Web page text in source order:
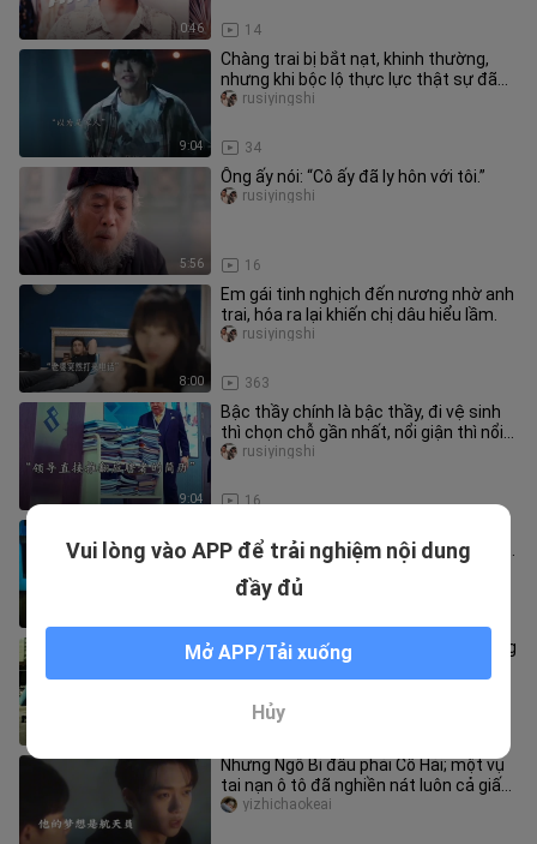
0:46 14
9:04
Chàng trai bị bắt nạt, khinh thường,
nhưng khi bộc lộ thực lực thật sự đã
khiến mọi người kinh ngạc
34
rusiyingshi
5:56
Ông ấy nói: “Cô ấy đã ly hôn với tôi.”
16
rusiyingshi
8:00
Em gái tinh nghịch đến nương nhờ anh
trai, hóa ra lại khiến chị dâu hiểu lầm.
363
rusiyingshi
9:04
Bậc thầy chính là bậc thầy, đi vệ sinh
thì chọn chỗ gần nhất, nổi giận thì nổi
giận lớn nhất!
16
rusiyingshi
Xem một mạch bản mashup bộ phim
"Cô ấy chỉ là siêu nhân" thậm chí không
Nhưng Ngô Bỉ đâu phải Cố Hải; một vụ
tai nạn ô tô đã nghiền nát luôn cả giấc
mơ của cậu
yizhichaokeai
Vui lòng vào APP để trải nghiệm nội dung
đầy đủ
Mở APP/Tải xuống
Hủy